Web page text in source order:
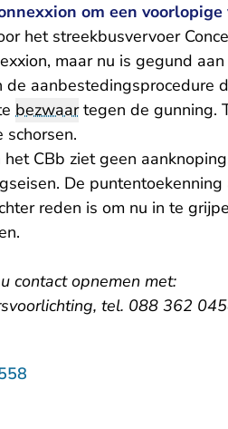
om een
het streekbusvervoer
maar nu is gegund
de aanbestedingsprocedure
bezwaartegen de gunning.
schorsen.
het CBb ziet geen
De
reden is om nu in te
contact opnemen met:
tel. 088 362